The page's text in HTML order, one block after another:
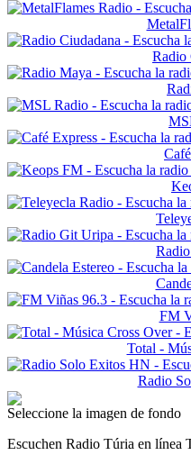
Radio
FM
Total -
Radio
Seleccione la imagen de fondo
Escuchen Radio Túria en línea